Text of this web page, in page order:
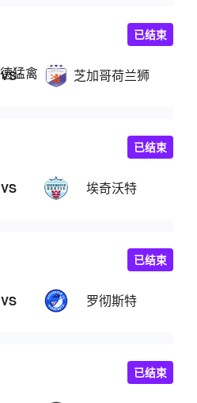
VS 芝加哥荷兰狮
已结束
VS 埃奇沃特
已结束
VS 罗彻斯特
已结束
已结束